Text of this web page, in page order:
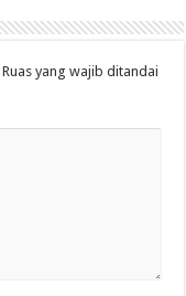
Ruas yang wajib ditandai